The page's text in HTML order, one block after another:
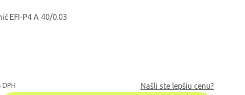
EFI-P4 A 40/0.03
DPH Našli ste lepšiu cenu?